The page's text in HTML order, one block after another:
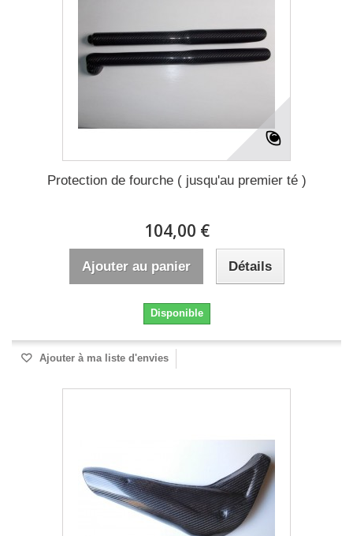
Protection de fourche ( jusqu'au premier té )
104,00 €
Ajouter au panier Détails
Disponible
Ajouter à ma liste d'envies